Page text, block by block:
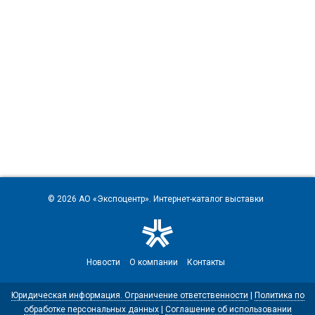
© 2026 АО «Экспоцентр». Интернет-каталог выставки
Новости О компании Контакты
Юридическая информация. Ограничение ответственности
Политика по
обработке персональных данных| Соглашение об использовании